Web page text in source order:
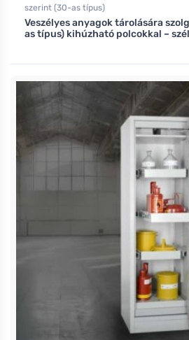
szerint (30-as típus)
Veszélyes anyagok tárolására
as típus) kihúzható polcokkal –